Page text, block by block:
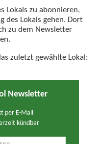
Lokals zu abonnieren,
des Lokals gehen. Dort
zu dem Newsletter
zuletzt gewählte Lokal:
Newsletter
per E-Mail
kündbar